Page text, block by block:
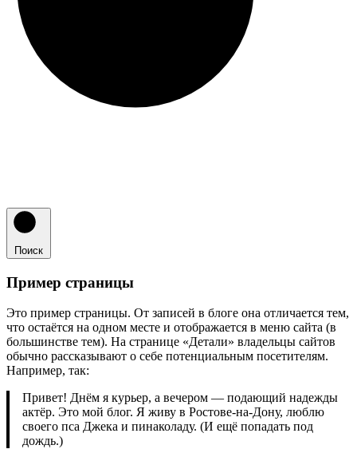
Поиск
Пример страницы
Это пример страницы. От записей в блоге она отличается тем,
что остаётся на одном месте и отображается в меню сайта (в
большинстве тем). На странице «Детали» владельцы сайтов
обычно рассказывают о себе потенциальным посетителям.
Например, так:
Привет! Днём я курьер, а вечером — подающий надежды
актёр. Это мой блог. Я живу в Ростове-на-Дону, люблю
своего пса Джека и пинаколаду. (И ещё попадать под
дождь.)